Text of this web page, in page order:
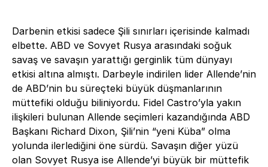
Darbenin etkisi sadece Şili sınırları içerisinde kalmadı
elbette. ABD ve Sovyet Rusya arasındaki soğuk
savaş ve savaşın yarattığı gerginlik tüm dünyayı
etkisi altına almıştı. Darbeyle indirilen lider Allende’nin
de ABD’nin bu süreçteki büyük düşmanlarının
müttefiki olduğu biliniyordu. Fidel Castro’yla yakın
ilişkileri bulunan Allende seçimleri kazandığında ABD
Başkanı Richard Dixon, Şili’nin “yeni Küba” olma
yolunda ilerlediğini öne sürdü. Savaşın diğer yüzü
olan Sovyet Rusya ise Allende’yi büyük bir müttefik